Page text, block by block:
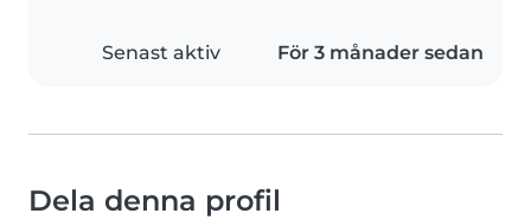
Senast aktiv För 3 månader sedan
Dela denna profil